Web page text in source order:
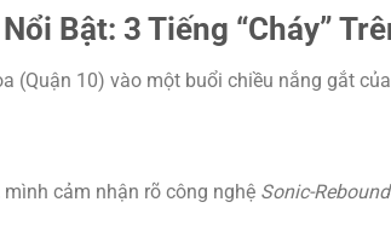
Bật: 3 Tiếng “Cháy”
(Quận 10) vào một buổi chiều nắng gắt
cảm nhận rõ công nghệ Sonic-